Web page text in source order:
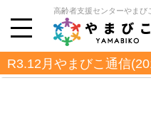
高齢者支援センターやまび
R3.12月やまびこ通信